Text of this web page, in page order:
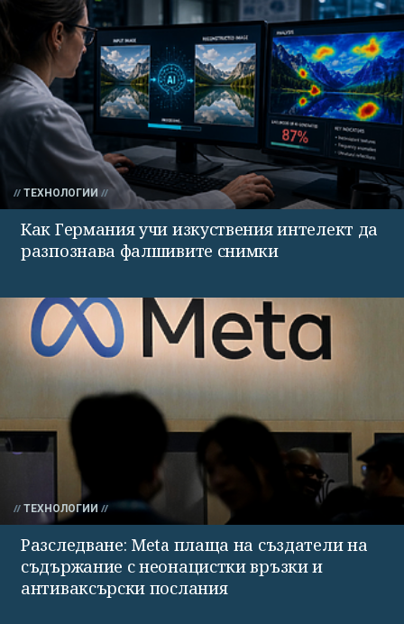
ТЕХНОЛОГИИ
Как Германия учи изкуствения интелект да
разпознава фалшивите снимки
ТЕХНОЛОГИИ
Разследване: Meta плаща на създатели на
съдържание с неонацистки връзки и
антиваксърски послания